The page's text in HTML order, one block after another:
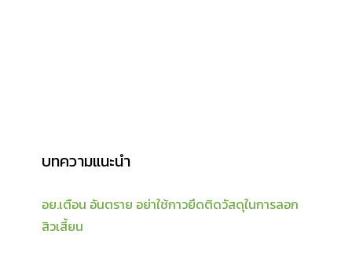
บทความแนะนำ
อย.เตือน อันตราย อย่าใช้กาวยึดติดวัสดุในการลอก
สิวเสี้ยน